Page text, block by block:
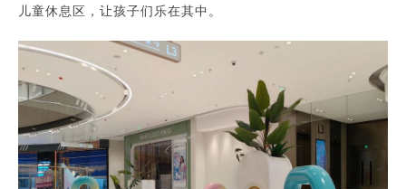
儿童休息区，让孩子们乐在其中。